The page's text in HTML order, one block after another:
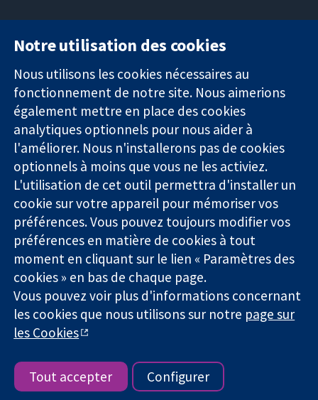
Des données
probantes.
Des décisions
éclairées.
Une meilleure
santé.
11-13 Cavendish
Square
Londres
W1G0AN
Royaume-Uni
nous
Actualités
Service de
presse
Qui sommes-
nous
Offres
d'emploi
Library
La Collaboration Cochrane est une association caritative (n°
1045921) et une société à responsabilité limitée par garantie (n°
03044323) enregistrée en Angleterre et au Pays de Galles. Numéro
de TVA : GB 718 2127 49.
Copyright © 2026 The Cochrane Collaboration
confidentialité|Politique d'usage des cookies
cookies
Notre utilisation des cookies
Nous utilisons les cookies nécessaires au
fonctionnement de notre site. Nous aimerions
également mettre en place des cookies
analytiques optionnels pour nous aider à
l'améliorer. Nous n'installerons pas de cookies
optionnels à moins que vous ne les activiez.
L'utilisation de cet outil permettra d'installer un
cookie sur votre appareil pour mémoriser vos
préférences. Vous pouvez toujours modifier vos
préférences en matière de cookies à tout
moment en cliquant sur le lien « Paramètres des
cookies » en bas de chaque page.
Vous pouvez voir plus d'informations concernant
les cookies que nous utilisons sur notre page sur
les Cookies
Tout accepter Configurer